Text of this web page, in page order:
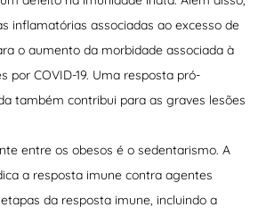
inflamatórias associadas ao excesso de
o aumento da morbidade associada à
por COVID-19. Uma resposta pró-
também contribui para as graves lesões
entre os obesos é o sedentarismo. A
a resposta imune contra agentes
da resposta imune, incluindo a